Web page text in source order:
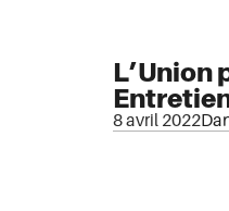
L’Union
8 avril 2022